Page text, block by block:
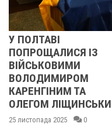
У ПОЛТАВІ
БІЙЦЯМИ
ОЛЕКСАНДРОМ
ІВАЩЕНКОМ,
ДМИТРОМ